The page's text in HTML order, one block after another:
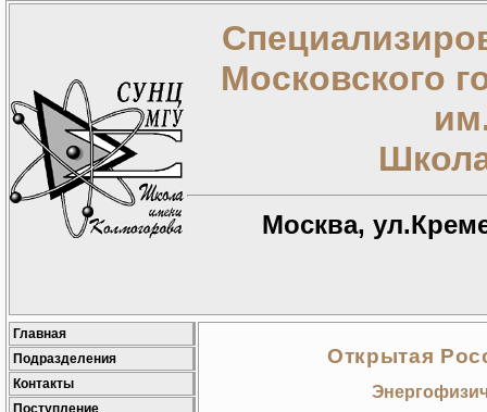
Московского
Москва,
Главная
Подразделения
Контакты
Поступление
Открытая